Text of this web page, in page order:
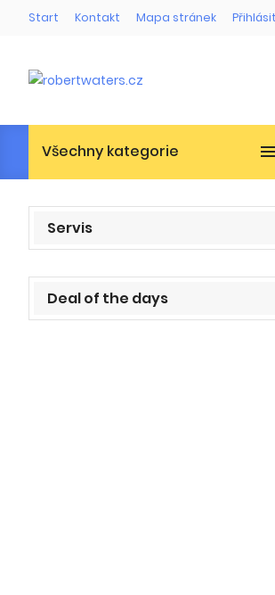
Start Kontakt Mapa stránek
Všechny kategorie
Servis
Deal of the days